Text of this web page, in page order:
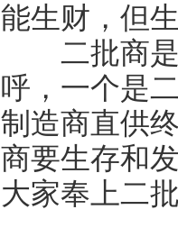
能生财，但
二批商是
呼，一个是
制造商直供
商要生存和
大家奉上二